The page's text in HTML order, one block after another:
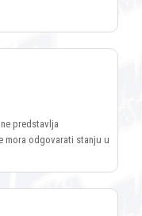
predstavlja
mora odgovarati stanju u